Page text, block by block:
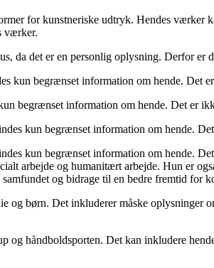
for kunstneriske udtryk. Hendes værker
værker.
da det er en personlig oplysning. Derfor
kun begrænset information om hende. Det
begrænset information om hende. Det er
kun begrænset information om hende.
kun begrænset information om hende.
arbejde og humanitært arbejde. Hun er
og bidrage til en bedre fremtid for
børn. Det inkluderer måske oplysninger
håndboldsporten. Det kan inkludere